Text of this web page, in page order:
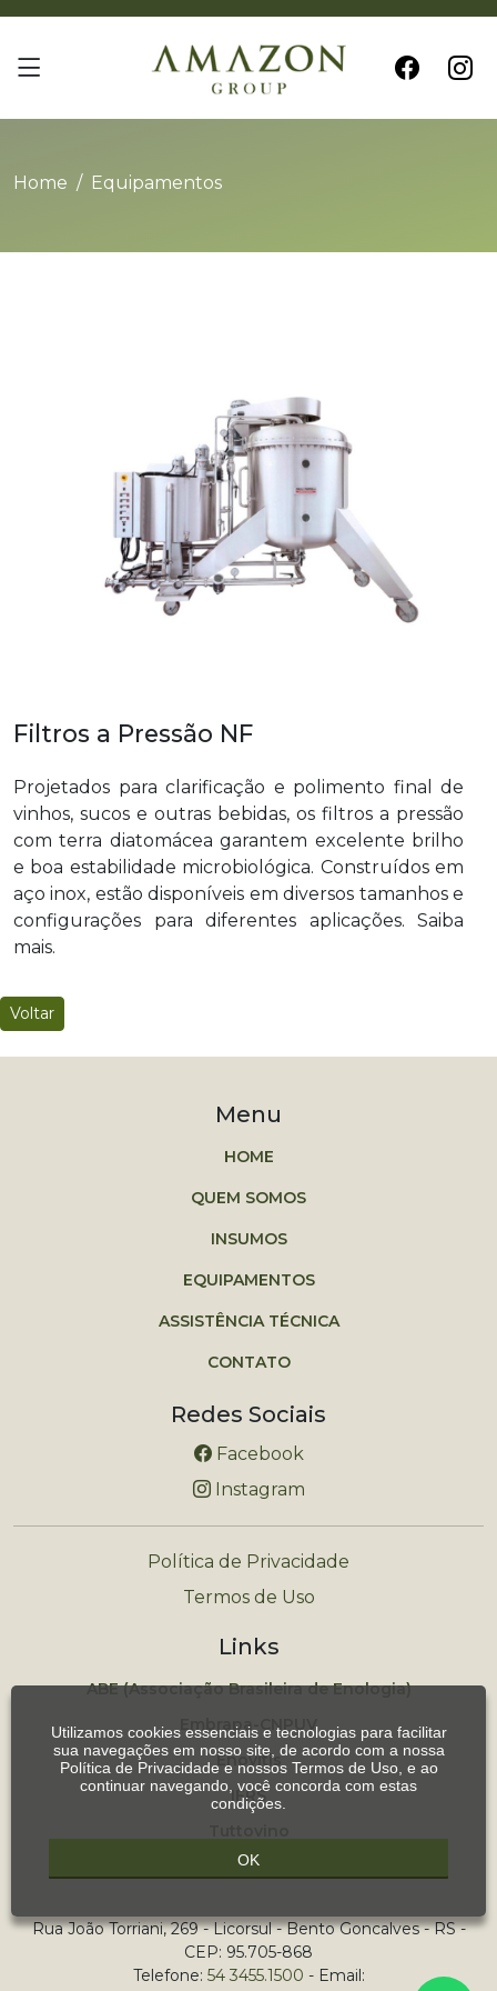
Home Equipamentos
Filtros a Pressão NF
Projetados para clarificação e polimento final de
vinhos, sucos e outras bebidas, os filtros a pressão
com terra diatomácea garantem excelente brilho
e boa estabilidade microbiológica. Construídos em
aço inox, estão disponíveis em diversos tamanhos e
configurações para diferentes aplicações. Saiba
mais.
Voltar
Menu
HOME
QUEM SOMOS
INSUMOS
EQUIPAMENTOS
ASSISTÊNCIA TÉCNICA
CONTATO
Redes Sociais
Facebook
Instagram
Política de Privacidade
Termos de Uso
Links
ABE (Associação Brasileira de Enologia)
Embrapa-CNPUV
Enovitis
IFRS
UNIPAMPA
Rua João Torriani, 269 - Licorsul - Bento Goncalves - RS -
CEP: 95.705-868
Telefone: 54 3455.1500 - Email:
Utilizamos cookies essenciais e tecnologias para facilitar
sua navegações em nosso site, de acordo com a nossa
Política de Privacidadee nossos Termos de Uso, e ao
continuar navegando, você concorda com estas
condições.
OK